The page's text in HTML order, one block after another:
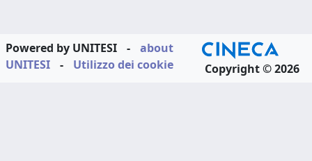
Powered by UNITESI -
about
UNITESI
- Utilizzo dei cookie Copyright © 2026